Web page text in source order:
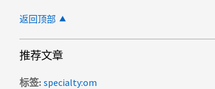
返回顶部
推荐文章
标签 specialty:om